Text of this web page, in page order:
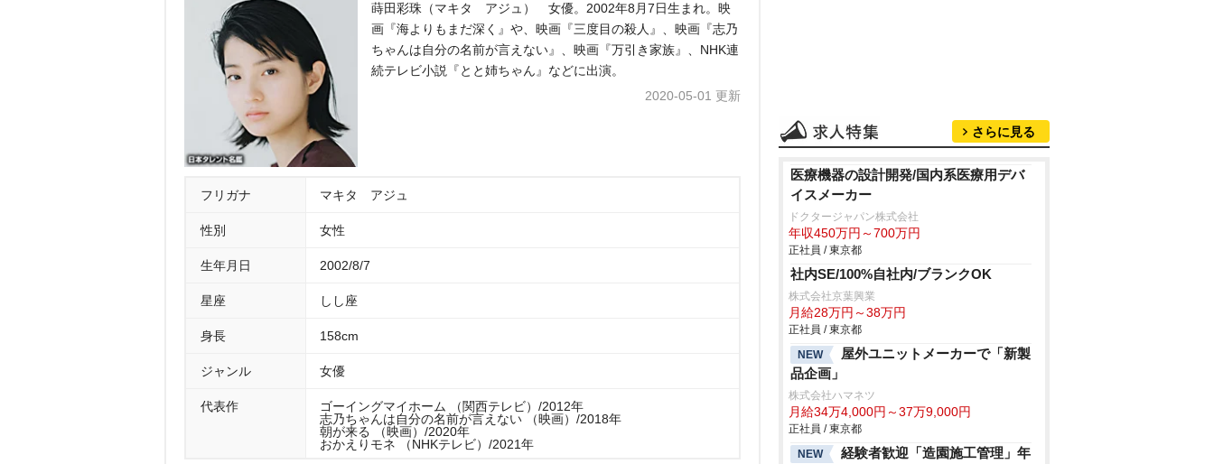
蒔田彩珠（マキタ アジュ） 女優。2002年8月7日生まれ。映
画『海よりもまだ深く』や、映画『三度目の殺人』、映画『志乃
ちゃんは自分の名前が言えない』、映画『万引き家族』、NHK連
続テレビ小説『とと姉ちゃん』などに出演。
2020-05-01 更新
フリガナ マキタ アジュ
性別 女性
生年月日 2002/8/7
星座 しし座
身長 158cm
ジャンル 女優
代表作
ゴーイングマイホーム （関西テレビ）/2012年
志乃ちゃんは自分の名前が言えない （映画）/2018年
朝が来る （映画）/2020年
おかえりモネ （NHKテレビ）/2021年
さらに見る
医療機器の設計開発/国内系医療用デバ
イスメーカー
ドクタージャパン株式会社
年収450万円～700万円
正社員 / 東京都
社内SE/100%自社内/ブランクOK
株式会社京葉興業
月給28万円～38万円
正社員 / 東京都
NEW
屋外ユニットメーカーで「新製
品企画」
株式会社ハマネツ
月給34万4,000円～37万9,000円
正社員 / 東京都
NEW
経験者歓迎「造園施工管理」年